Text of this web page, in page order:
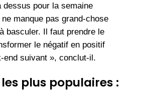
dessus pour la semaine
manque pas grand-chose
basculer. Il faut prendre le
le négatif en positif
end suivant », conclut-il.
plus populaires :